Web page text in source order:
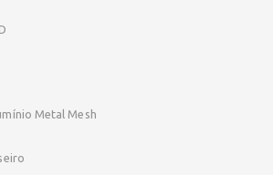
Metal Mesh